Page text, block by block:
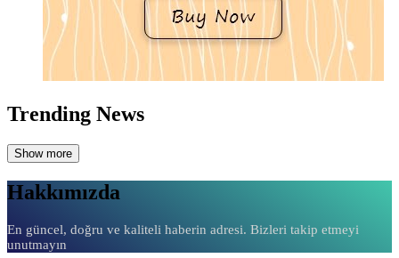
Trending News
Show more
Hakkımızda
En güncel, doğru ve kaliteli haberin adresi. Bizleri takip etmeyi
unutmayın